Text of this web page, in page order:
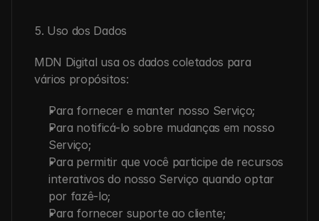
5. Uso dos Dados
MDN Digital usa os dados coletados para
vários propósitos:
Para fornecer e manter nosso Serviço;
Para notificá-lo sobre mudanças em nosso
Serviço;
Para permitir que você participe de recursos
interativos do nosso Serviço quando optar
por fazê-lo;
Para fornecer suporte ao cliente;